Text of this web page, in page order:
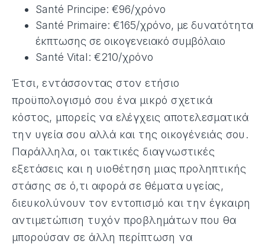
Santé Principe: €96/χρόνο
Santé Primaire: €165/χρόνο, με δυνατότητα
έκπτωσης σε οικογενειακό συμβόλαιο
Santé Vital: €210/χρόνο
Έτσι, εντάσσοντας στον ετήσιο
προϋπολογισμό σου ένα μικρό σχετικά
κόστος, μπορείς να ελέγχεις αποτελεσματικά
την υγεία σου αλλά και της οικογένειάς σου.
Παράλληλα, οι τακτικές διαγνωστικές
εξετάσεις και η υιοθέτηση μιας προληπτικής
στάσης σε ό,τι αφορά σε θέματα υγείας,
διευκολύνουν τον εντοπισμό και την έγκαιρη
αντιμετώπιση τυχόν προβλημάτων που θα
μπορούσαν σε άλλη περίπτωση να